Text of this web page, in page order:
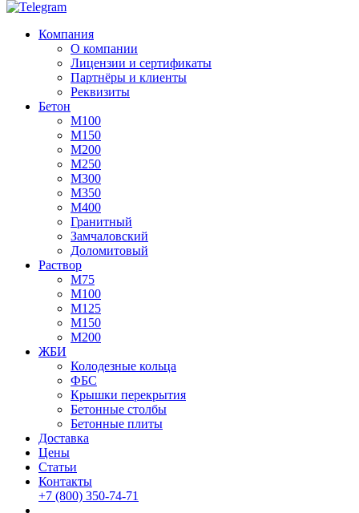
Компания
О компании
Лицензии и сертификаты
Партнёры и клиенты
Реквизиты
Бетон
М100
М150
М200
М250
М300
М350
М400
Гранитный
Замчаловский
Доломитовый
Раствор
М75
М100
М125
М150
М200
ЖБИ
Колодезные кольца
ФБС
Крышки перекрытия
Бетонные столбы
Бетонные плиты
Доставка
Цены
Статьи
Контакты
+7 (800) 350-74-71